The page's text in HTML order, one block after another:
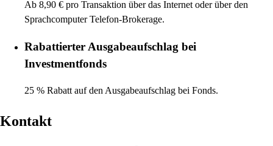
Ab 8,90 € pro Transaktion über das Internet oder über den
Sprachcomputer Telefon-Brokerage.
Rabattierter Ausgabeaufschlag bei
Investmentfonds
25 % Rabatt auf den Ausgabeaufschlag bei Fonds.
Kontakt